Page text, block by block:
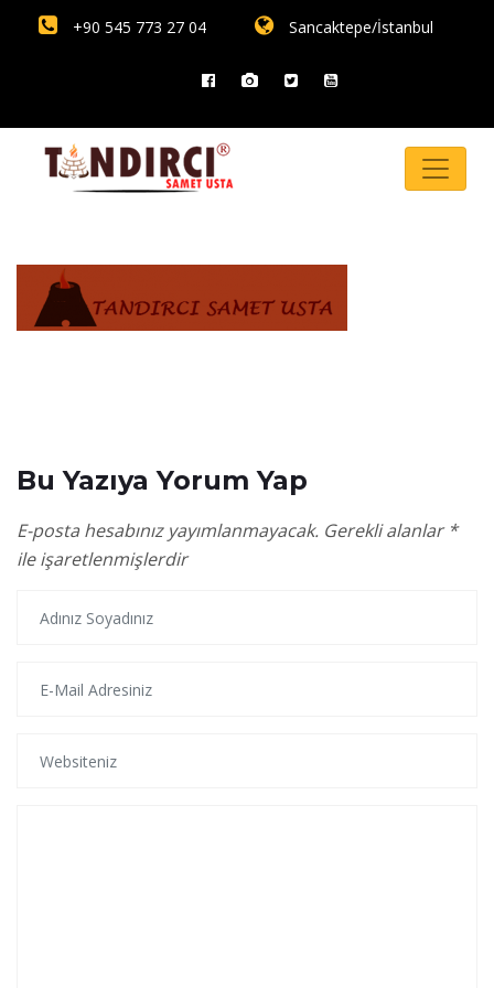
+90 545 773 27 04 Sancaktepe/İstanbul
Bu Yazıya Yorum Yap
E-posta hesabınız yayımlanmayacak. Gerekli alanlar *
ile işaretlenmişlerdir